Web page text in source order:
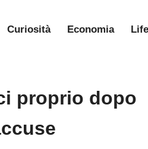
Curiosità Economia
proprio dopo